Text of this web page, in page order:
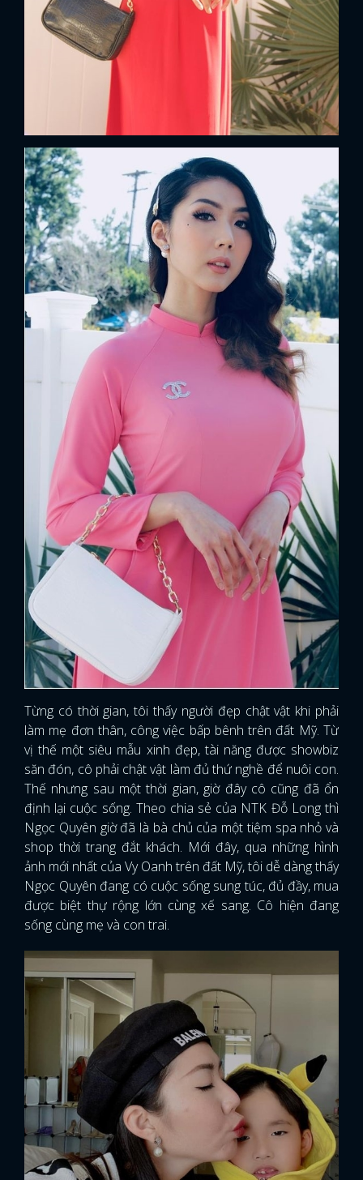
FACEBOOK GOOGLE
Từng có thời gian, tôi thấy người đẹp chật vật khi phải
làm mẹ đơn thân, công việc bấp bênh trên đất Mỹ. Từ
vị thế một siêu mẫu xinh đẹp, tài năng được showbiz
săn đón, cô phải chật vật làm đủ thứ nghề để nuôi con.
Thế nhưng sau một thời gian, giờ đây cô cũng đã ổn
định lại cuộc sống. Theo chia sẻ của NTK Đỗ Long thì
Ngọc Quyên giờ đã là bà chủ của một tiệm spa nhỏ và
shop thời trang đắt khách. Mới đây, qua những hình
ảnh mới nhất của Vy Oanh trên đất Mỹ, tôi dễ dàng thấy
Ngọc Quyên đang có cuộc sống sung túc, đủ đầy, mua
được biệt thự rộng lớn cùng xế sang. Cô hiện đang
sống cùng mẹ và con trai.